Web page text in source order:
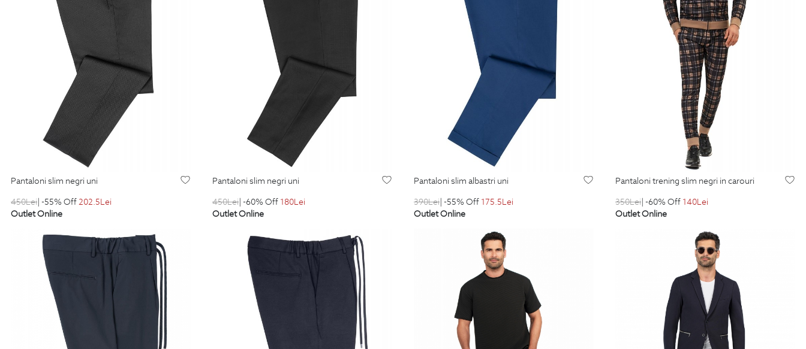
pantaloni slim negri uni
450Lei| -55% Off202.5Lei
Outlet Online
pantaloni slim negri uni
450Lei| -60% Off 180Lei
Outlet Online
pantaloni slim albastri uni
390Lei| -55% Off 175.5Lei
Outlet Online
pantaloni trening slim negri in carouri
350Lei| -60% Off 140Lei
Outlet Online